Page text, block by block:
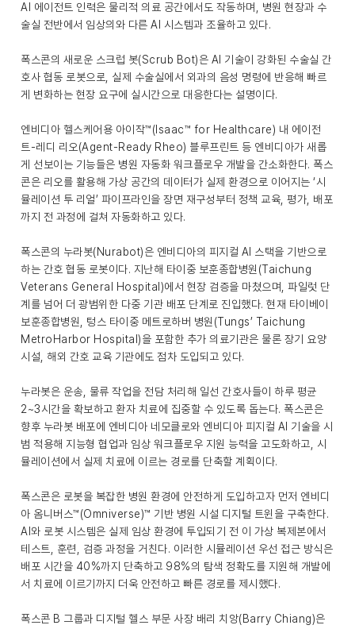
AI 에이전트 인력은 물리적 의료 공간에서도 작동하며, 병원 현장과 수
술실 전반에서 임상의와 다른 AI 시스템과 조율하고 있다.
폭스콘의 새로운 스크럽 봇(Scrub Bot)은 AI 기술이 강화된 수술실 간
호사 협동 로봇으로, 실제 수술실에서 외과의 음성 명령에 반응해 빠르
게 변화하는 현장 요구에 실시간으로 대응한다는 설명이다.
엔비디아 헬스케어용 아이작™(Isaac™ for Healthcare) 내 에이전
트-레디 리오(Agent-Ready Rheo) 블루프린트 등 엔비디아가 새롭
게 선보이는 기능들은 병원 자동화 워크플로우 개발을 간소화한다. 폭스
콘은 리오를 활용해 가상 공간의 데이터가 실제 환경으로 이어지는 ‘시
뮬레이션 투 리얼’ 파이프라인을 장면 재구성부터 정책 교육, 평가, 배포
까지 전 과정에 걸쳐 자동화하고 있다.
폭스콘의 누라봇(Nurabot)은 엔비디아의 피지컬 AI 스택을 기반으로
하는 간호 협동 로봇이다. 지난해 타이중 보훈종합병원(Taichung
Veterans General Hospital)에서 현장 검증을 마쳤으며, 파일럿 단
계를 넘어 더 광범위한 다중 기관 배포 단계로 진입했다. 현재 타이베이
보훈종합병원, 텅스 타이중 메트로하버 병원(Tungs’ Taichung
MetroHarbor Hospital)을 포함한 추가 의료기관은 물론 장기 요양
시설, 해외 간호 교육 기관에도 점차 도입되고 있다.
누라봇은 운송, 물류 작업을 전담 처리해 일선 간호사들이 하루 평균
2~3시간을 확보하고 환자 치료에 집중할 수 있도록 돕는다. 폭스콘은
향후 누라봇 배포에 엔비디아 네모클로와 엔비디아 피지컬 AI 기술을 시
범 적용해 지능형 협업과 임상 워크플로우 지원 능력을 고도화하고, 시
뮬레이션에서 실제 치료에 이르는 경로를 단축할 계획이다.
폭스콘은 로봇을 복잡한 병원 환경에 안전하게 도입하고자 먼저 엔비디
아 옴니버스™(Omniverse)™ 기반 병원 시설 디지털 트윈을 구축한다.
AI와 로봇 시스템은 실제 임상 환경에 투입되기 전 이 가상 복제본에서
테스트, 훈련, 검증 과정을 거친다. 이러한 시뮬레이션 우선 접근 방식은
배포 시간을 40%까지 단축하고 98%의 탐색 정확도를 지원해 개발에
서 치료에 이르기까지 더욱 안전하고 빠른 경로를 제시했다.
폭스콘 B 그룹과 디지털 헬스 부문 사장 배리 치앙(Barry Chiang)은